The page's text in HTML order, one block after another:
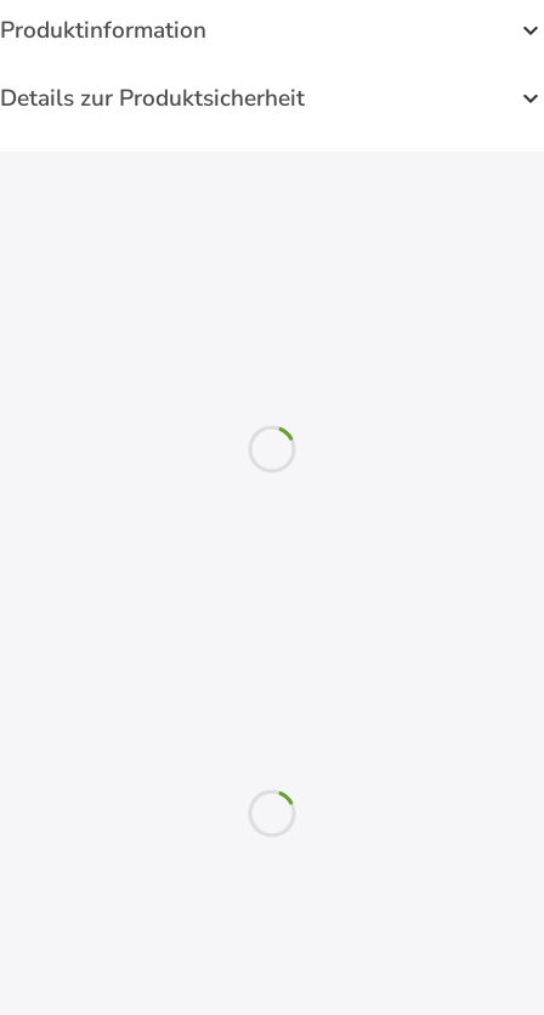
Produktinformation
Details zur Produktsicherheit